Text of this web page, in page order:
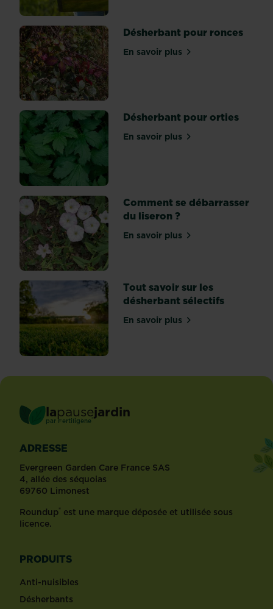
quelques
puristes
discutent
encore,
le
végétal
met
tout
le
monde
d’accord
quant
à
sa
floraison
Différence
entre
le...
Désherbant pour ronces
En savoir plussur Désherbant pour
Désherbant pour orties
En savoir plussur Désherbant pour
Comment se débarrasser
du liseron ?
En savoir plussur Comment se
Tout savoir sur les
désherbant sélectifs
En savoir plussur Tout savoir sur les
lapausejardin
par Fertiligène ®
ADRESSE
Evergreen Garden Care France SAS
4, allée des séquoias
69760 Limonest
Roundup® est une marque déposée et utilisée sous
licence.
PRODUITS
Anti-nuisibles
Désherbants